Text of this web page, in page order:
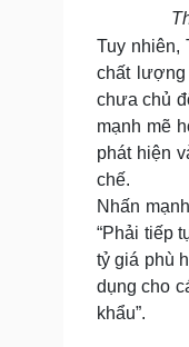
Tuy nhiên,
chất
chưa chủ
mạnh mẽ
phát hiện
chế.
Nhấn
“Phải tiếp
tỷ giá phù
dụng cho
khẩu”.